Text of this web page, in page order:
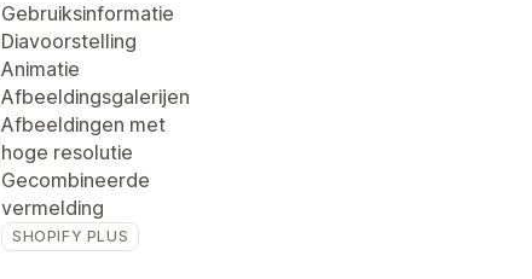
Gebruiksinformatie
Diavoorstelling
Animatie
Afbeeldingsgalerijen
Afbeeldingen met
hoge resolutie
Gecombineerde
vermelding
SHOPIFY PLUS